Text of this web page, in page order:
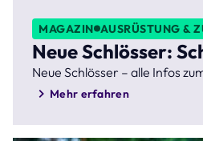
MAGAZIN AUSRÜSTUNG &
Neue Schlösser:
Neue Schlösser – alle Infos
Mehr erfahren